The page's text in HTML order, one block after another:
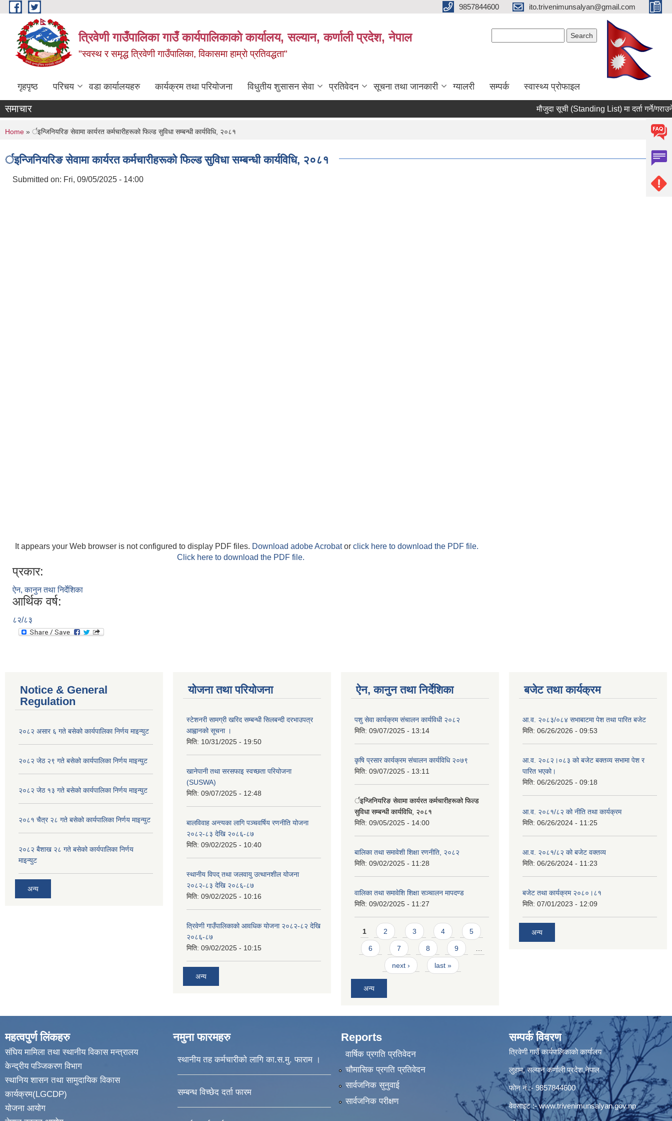
Skip to main content 9857844600 ito.trivenimunsalyan@gmail.com
त्रिवेणी गाउँपालिका गाउँ कार्यपालिकाकाे कार्यालय, सल्यान, कर्णाली प्रदेश, नेपाल
"स्वस्थ र समृद्ध त्रिवेणी गाउँपालिका, विकासमा हाम्राे प्रतिवद्धता"
गृहपृष्ठ परिचय वडा कार्यालयहरु कार्यक्रम तथा परियोजना विधुतीय शुसासन सेवा प्रतिवेदन सूचना तथा जानकारी ग्यालरी सम्पर्क स्वास्थ्य प्राेफाइल
समाचार मौजुदा सूची (Standing List) मा दर्ता गर्ने/गराउने
You are here
Home » र्इन्जिनियरिङ सेवामा कार्यरत कर्मचारीहरूको फिल्ड सुविधा सम्बन्धी कार्यविधि, २०८१
र्इन्जिनियरिङ सेवामा कार्यरत कर्मचारीहरूको फिल्ड सुविधा सम्बन्धी कार्यविधि, २०८१
Submitted on: Fri, 09/05/2025 - 14:00
It appears your Web browser is not configured to display PDF files. Download adobe Acrobator click here to download the PDF file.
Click here to download the PDF file.
प्रकार:
ऐन, कानुन तथा निर्देशिका
आर्थिक वर्ष:
८२/८३
Notice & General
Regulation
२०८२ असार ६ गते बसेको कार्यपालिका निर्णय माइन्युट
२०८२ जेठ २९ गते बसेको कार्यपालिका निर्णय माइन्युट
२०८२ जेठ १३ गते बसेको कार्यपालिका निर्णय माइन्युट
२०८१ चैत्र २८ गते बसेको कार्यपालिका निर्णय माइन्युट
२०८२ बैशाख २८ गते बसेको कार्यपालिका निर्णय
माइन्युट
अन्य
योजना तथा परियोजना
स्टेशनरी सामग्री खरिद सम्बन्धी सिलबन्दी दरभाउपत्र
आह्वानको सूचना ।
मिति: 10/31/2025 - 19:50
खानेपानी तथा सरसफाइ स्वच्छता परियोजना
(SUSWA)
मिति: 09/07/2025 - 12:48
बालविवाह अन्त्यका लागि पञ्चवर्षिय रणनीति योजना
२०८२-८३ देखि २०८६-८७
मिति: 09/02/2025 - 10:40
स्थानीय विपद् तथा जलवायु उत्थानशील योजना
२०८२-८३ देखि २०८६-८७
मिति: 09/02/2025 - 10:16
त्रिवेणी गाउँपालिकाको आवधिक योजना २०८२-८२ देखि
२०८६-८७
मिति: 09/02/2025 - 10:15
अन्य
ऐन, कानुन तथा निर्देशिका
पशु सेवा कार्यक्रम संचालन कार्यविधी २०८२
मिति: 09/07/2025 - 13:14
कृषि प्रसार कार्यक्रम संचालन कार्यविधि २०७९
मिति: 09/07/2025 - 13:11
र्इन्जिनियरिङ सेवामा कार्यरत कर्मचारीहरूको फिल्ड
सुविधा सम्बन्धी कार्यविधि, २०८१
मिति: 09/05/2025 - 14:00
बालिका तथा समावेशी शिक्षा रणनीति, २०८२
मिति: 09/02/2025 - 11:28
वालिका तथा समावेशि शिक्षा सञ्चालन मापदण्ड
मिति: 09/02/2025 - 11:27
Pages
1 2 3 4 5
6 7 8 9
next › last »
अन्य
बजेट तथा कार्यक्रम
आ.व. २०८३/०८४ सभाबाटमा पेश तथा पारित बजेट
मिति: 06/26/2026 - 09:53
आ‍.व. २०८२।०८३ को बजेट बक्तव्य सभामा पेश र
पारित भएको।
मिति: 06/26/2025 - 09:18
आ.व. २०८१/८२ को नीति तथा कार्यक्रम
मिति: 06/26/2024 - 11:25
आ.व. २०८१/८२ को बजेट वक्तव्य
मिति: 06/26/2024 - 11:23
बजेट तथा कार्यक्रम २०८०।८१
मिति: 07/01/2023 - 12:09
अन्य
महत्वपुर्ण लिंकहरु
संघिय मामिला तथा स्थानीय विकास मन्त्रालय
केन्द्रीय पञ्जिकरण विभाग
स्थानिय शासन तथा सामुदायिक विकास
कार्यक्रम(LGCDP)
योजना आयोग
नमुना फारमहरु
स्थानीय तह कर्मचारीको लागि का.स.मु. फाराम ।
सम्बन्ध विच्छेद दर्ता फारम
Reports
वार्षिक प्रगति प्रतिवेदन
चौमासिक प्रगति प्रतिवेदन
सार्वजनिक सुनुवाई
सार्वजनिक परीक्षण
सम्पर्क विवरण
त्रिवेणी गाउँ कार्यपालिकाकाे कार्यालय
लुहाम, सल्यान कर्णाली प्रदेश,नेपाल
फाेन नं.:- 9857844600
वेवसाइट :-www.trivenimunsalyan.gov.np